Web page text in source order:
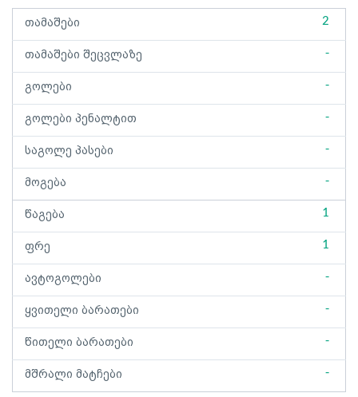
თამაშები 2
თამაშები შეცვლაზე -
გოლები -
გოლები პენალტით -
საგოლე პასები -
მოგება -
წაგება 1
ფრე 1
ავტოგოლები -
ყვითელი ბარათები -
წითელი ბარათები -
მშრალი მატჩები -